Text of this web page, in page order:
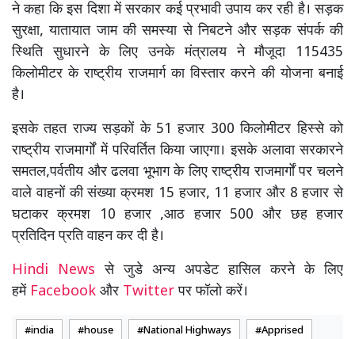
ने कहा कि इस दिशा में सरकार कई प्रभावी उपाय कर रही है। सड़क
सुरक्षा, यातायात जाम की समस्या से निबटने और सड़क संपर्क की
स्थिति सुधारने के लिए उनके मंत्रालय ने मौजूदा 115435
किलोमीटर के राष्ट्रीय राजमार्ग का विस्तार करने की योजना बनाई
है।
इसके तहत राज्य सड़कों के 51 हजार 300 किलोमीटर हिस्से को
राष्ट्रीय राजमार्गों में परिवर्तित किया जाएगा। इसके अलावा सरकारने
समतल,पर्वतीय और ढलवा भूभाग के लिए राष्ट्रीय राजमार्गों पर चलने
वाले वाहनों की संख्या क्रमश 15 हजार, 11 हजार और 8 हजार से
घटाकर क्रमश 10 हजार ,आठ हजार 500 और छह हजार
प्रतिदिन प्रति वाहन कर दी है।
Hindi Newsसे जुडे अन्य अपडेट हासिल करने के लिए
हमें Facebook और Twitterपर फॉलो करें।
india house National Highways Apprised